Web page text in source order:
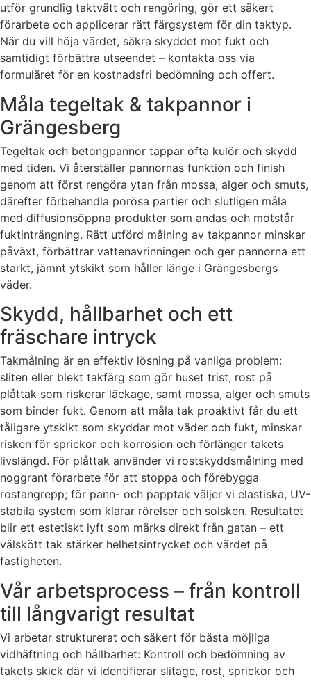
utför grundlig taktvätt och rengöring, gör ett säkert
förarbete och applicerar rätt färgsystem för din taktyp.
När du vill höja värdet, säkra skyddet mot fukt och
samtidigt förbättra utseendet – kontakta oss via
formuläret för en kostnadsfri bedömning och offert.
Måla tegeltak & takpannor i
Grängesberg
Tegeltak och betongpannor tappar ofta kulör och skydd
med tiden. Vi återställer pannornas funktion och finish
genom att först rengöra ytan från mossa, alger och smuts,
därefter förbehandla porösa partier och slutligen måla
med diffusionsöppna produkter som andas och motstår
fuktinträngning. Rätt utförd målning av takpannor minskar
påväxt, förbättrar vattenavrinningen och ger pannorna ett
starkt, jämnt ytskikt som håller länge i Grängesbergs
väder.
Skydd, hållbarhet och ett
fräschare intryck
Takmålning är en effektiv lösning på vanliga problem:
sliten eller blekt takfärg som gör huset trist, rost på
plåttak som riskerar läckage, samt mossa, alger och smuts
som binder fukt. Genom att måla tak proaktivt får du ett
tåligare ytskikt som skyddar mot väder och fukt, minskar
risken för sprickor och korrosion och förlänger takets
livslängd. För plåttak använder vi rostskyddsmålning med
noggrant förarbete för att stoppa och förebygga
rostangrepp; för pann- och papptak väljer vi elastiska, UV-
stabila system som klarar rörelser och solsken. Resultatet
blir ett estetiskt lyft som märks direkt från gatan – ett
välskött tak stärker helhetsintrycket och värdet på
fastigheten.
Vår arbetsprocess – från kontroll
till långvarigt resultat
Vi arbetar strukturerat och säkert för bästa möjliga
vidhäftning och hållbarhet: Kontroll och bedömning av
takets skick där vi identifierar slitage, rost, sprickor och